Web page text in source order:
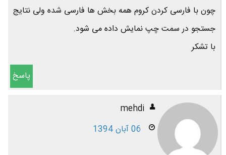
چون با فارسی کردن کروم همه بخش ها فارسی شده ولی نتایج
جستجو در سمت چپ نمایش داده می شود.
با تشکر
پاسخ
mehdi
06 آبان 1394